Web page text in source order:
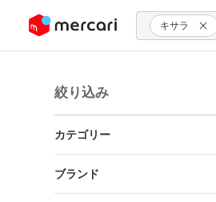
ツにスキップ キサラ
絞り込み
カテゴリー
ブランド